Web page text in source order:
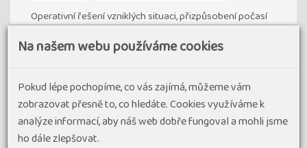
Operativní řešení vzniklých situaci, přizpůsobení počasí
Klientský servis Program zájezdu
Doprava Ubytování a stravování
Hlavní průvodce
Na našem webu používáme cookies
Pokud lépe pochopíme, co vás zajímá, můžeme vám
zobrazovat přesně to, co hledáte. Cookies využíváme k
analýze informací, aby náš web dobře fungoval a mohli jsme
ho dále zlepšovat.